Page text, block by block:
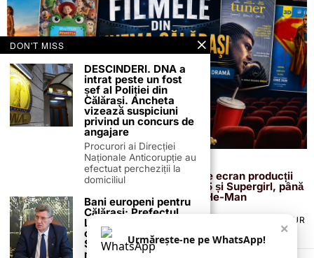
Cinema 3D/2D Călărași aduce pe marele ecran producții
pentru toate gusturile. De la Toy Story 5 și Supergirl, până
la thrillerul românesc Fjord și noul film He-Man
TERMENI ȘI CONDIȚII
POLITICA DE ANULARE & RETUR
PUBLICITATE ONLINE & TIPĂRITĂ
CONTACT
ZIARUL ANUNȚUL CĂLĂRĂȘEAN
×
Urmărește-ne pe WhatsApp!
DON'T MISS
DESCINDERI. DNA a
intrat peste un fost
șef al Poliției din
Călărași. Ancheta
vizează suspiciuni
privind un concurs de
angajare
Procurori ai Direcției
Naționale Anticorupție au
efectuat percheziții la
domiciliul
Bani europeni pentru
Călărași: Prefectul
Laurențiu State anunță
colaborarea cu ADR
Sud-Muntenia pentru
noi finanțări